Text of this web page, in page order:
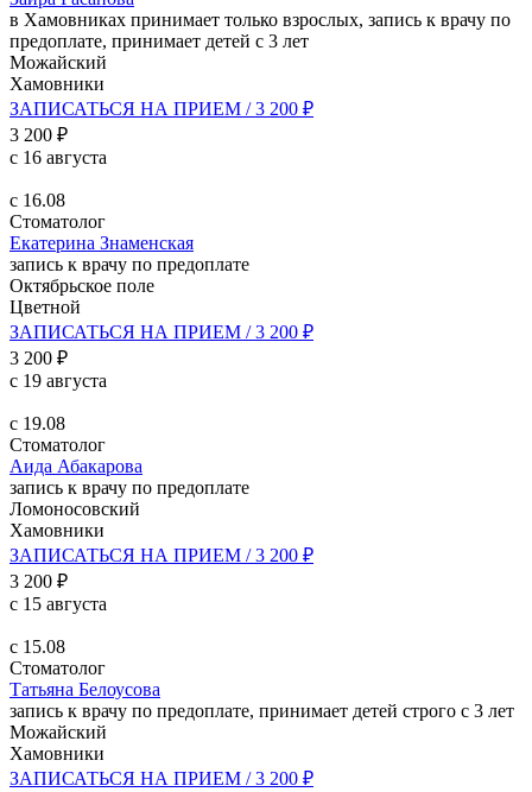
в Хамовниках принимает только взрослых, запись к врачу по
предоплате, принимает детей с 3 лет
Можайский
Хамовники
ЗАПИСАТЬСЯ НА ПРИЕМ / 3 200 ₽
3 200 ₽
с 16 августа
с 16.08
Стоматолог
Екатерина Знаменская
запись к врачу по предоплате
Октябрьское поле
Цветной
ЗАПИСАТЬСЯ НА ПРИЕМ / 3 200 ₽
3 200 ₽
с 19 августа
с 19.08
Стоматолог
Аида Абакарова
запись к врачу по предоплате
Ломоносовский
Хамовники
ЗАПИСАТЬСЯ НА ПРИЕМ / 3 200 ₽
3 200 ₽
с 15 августа
с 15.08
Стоматолог
Татьяна Белоусова
запись к врачу по предоплате, принимает детей строго с 3 лет
Можайский
Хамовники
ЗАПИСАТЬСЯ НА ПРИЕМ / 3 200 ₽